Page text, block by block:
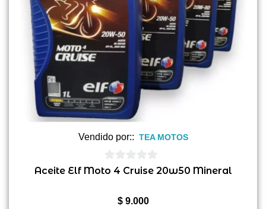
Vendido por:: TEA MOTOS
0
Aceite Elf Moto 4 Cruise 20w50 Mineral
$9.000